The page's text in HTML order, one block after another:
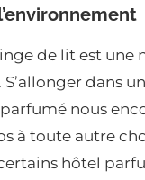
de lit est une
dans
nous
à toute autre
hôtel